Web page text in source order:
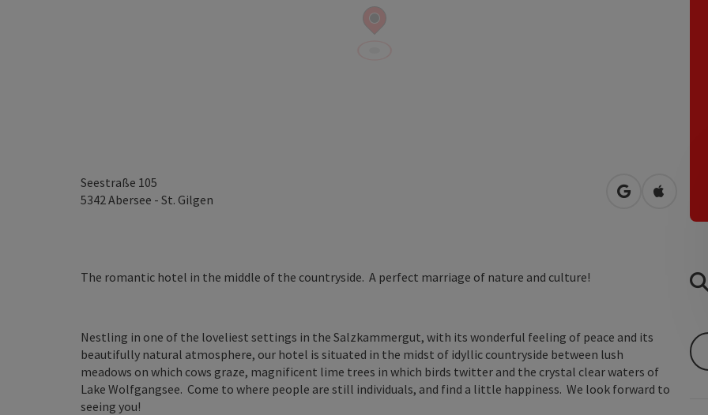
Seestraße 105
5342Abersee - St. Gilgen open inOpen in
The romantic hotel in the middle of the countryside. A perfect marriage of nature and culture!
Nestling in one of the loveliest settings in the Salzkammergut, with its wonderful feeling of peace and its
beautifully natural atmosphere, our hotel is situated in the midst of idyllic countryside between lush
meadows on which cows graze, magnificent lime trees in which birds twitter and the crystal clear waters of
Lake Wolfgangsee. Come to where people are still individuals, and find a little happiness. We look forward to
seeing you!